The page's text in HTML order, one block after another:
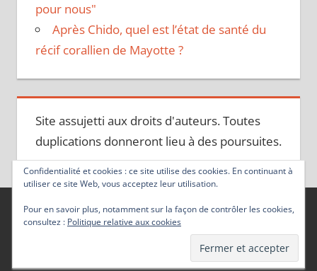
pour nous"
Après Chido, quel est l’état de santé du
récif corallien de Mayotte ?
Site assujetti aux droits d'auteurs. Toutes
duplications donneront lieu à des poursuites.
Thème WordPress : Tortuga par ThemeZee.
Confidentialité et cookies : ce site utilise des cookies. En continuant à
utiliser ce site Web, vous acceptez leur utilisation.
Pour en savoir plus, notamment sur la façon de contrôler les cookies,
consultez : Politique relative aux cookies